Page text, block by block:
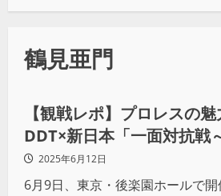
鶴見亜門
コラム
【観戦レポ】プロレスの
DDT×新日本「一面対抗戦
矢野通～」
2025年6月12日
6月9日、東京・後楽園ホールで開